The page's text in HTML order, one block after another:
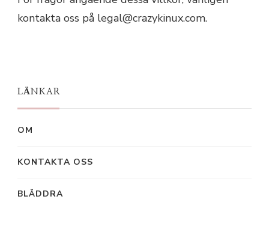
kontakta oss på legal@crazykinux.com.
LÄNKAR
OM
KONTAKTA OSS
BLÄDDRA